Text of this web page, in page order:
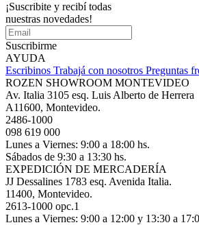
¡Suscribite y recibí todas
nuestras novedades!
Suscribirme
AYUDA
Escribinos Trabajá con nosotros Preguntas
ROZEN SHOWROOM MONTEVIDEO
Av. Italia 3105 esq. Luis Alberto de Herrera
A11600, Montevideo.
2486-1000
098 619 000
Lunes a Viernes: 9:00 a 18:00 hs.
Sábados de 9:30 a 13:30 hs.
EXPEDICIÓN DE MERCADERÍA
JJ Dessalines 1783 esq. Avenida Italia.
11400, Montevideo.
2613-1000 opc.1
Lunes a Viernes: 9:00 a 12:00 y 13:30 a